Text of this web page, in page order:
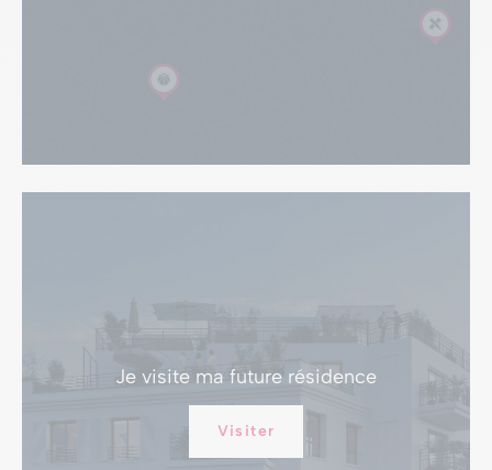
Je visite ma future résidence
Visiter